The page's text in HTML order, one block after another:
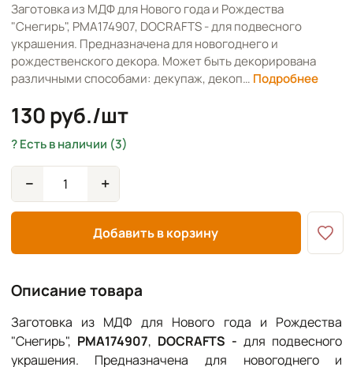
Заготовка из МДФ для Нового года и Рождества
"Снегирь", PMA174907, DOCRAFTS - для подвесного
украшения. Предназначена для новогоднего и
рождественского декора. Может быть декорирована
различными способами: декупаж, декоп… Подробнее
130 руб./шт
Есть в наличии (3)
− +
Добавить в корзину
Описание товара
Заготовка из МДФ для Нового года и Рождества
"Снегирь", PMA174907, DOCRAFTS -для подвесного
украшения. Предназначена для новогоднего и